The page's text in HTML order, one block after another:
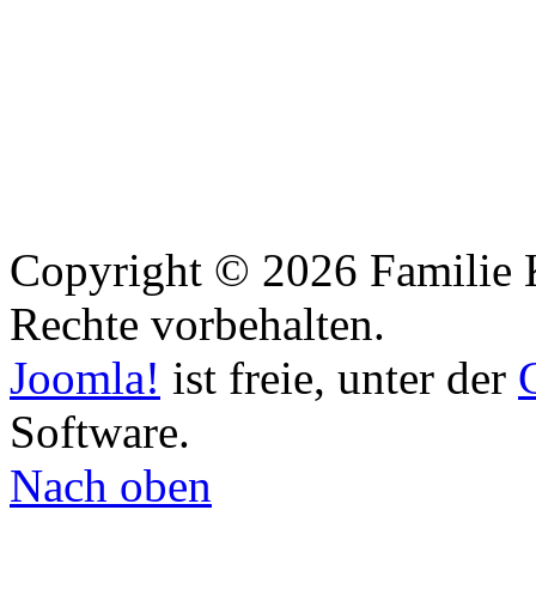
Copyright © 2026 Familie
Rechte vorbehalten.
Joomla! ist freie, unter der
Software.
Nach oben